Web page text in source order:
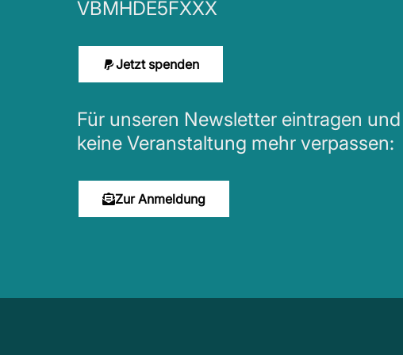
VBMHDE5FXXX
Jetzt spenden
Für unseren Newsletter eintragen und
keine Veranstaltung mehr verpassen:
Zur Anmeldung